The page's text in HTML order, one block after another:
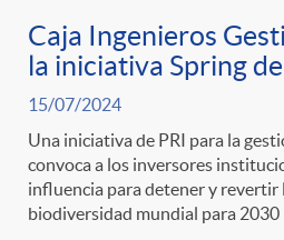
Caja Ingenieros
la iniciativa Spring de
15/07/2024
Una iniciativa de PRI para la
convoca a los inversores
influencia para detener y revertir
biodiversidad mundial para 2030